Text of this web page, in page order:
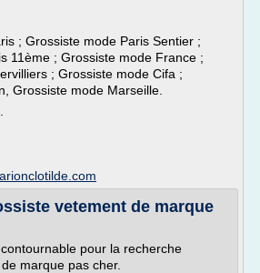
; Grossiste mode Paris Sentier ;
11ème ; Grossiste mode France ;
; Grossiste mode Cifa ;
Grossiste mode Marseille.
vetement de marque
pour la recherche
marque pas cher.